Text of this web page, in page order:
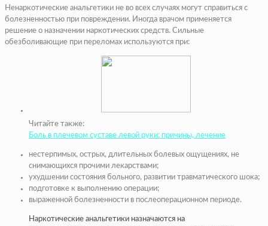
Ненаркотические анальгетики не во всех случаях могут справиться с
болезненностью при повреждении. Иногда врачом применяется
решение о назначении наркотических средств. Сильные
обезболивающие при переломах используются при:
Читайте также:
Боль в плечевом суставе левой руки: причины, лечение
нестерпимых, острых, длительных болевых ощущениях, не
снимающихся прочими лекарствами;
ухудшении состояния больного, развитии травматического шока;
подготовке к выполнению операции;
выраженной болезненности в послеоперационном периоде.
Наркотические анальгетики назначаются на